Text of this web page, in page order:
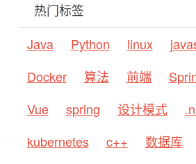
热门标签
Java
Python linux
Docker
算法 前端
Vue
spring 设计模式
kubernetes
c++ 数据库